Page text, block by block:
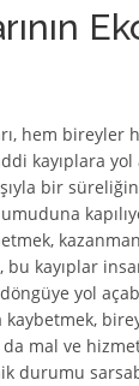
hem bireyler
kayıplara
bir
bu kayıplar
döngüye yol
kaybetmek,
mal ve
durumu